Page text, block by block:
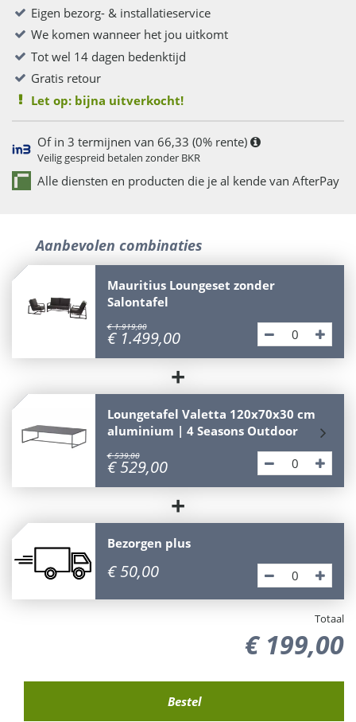
Eigen bezorg- & installatieservice
We komen wanneer het jou uitkomt
Tot wel 14 dagen bedenktijd
Gratis retour
Let op: bijna uitverkocht!
Of in 3 termijnen van 66,33 (0% rente)
Veilig gespreid betalen zonder BKR
Alle diensten en producten die je al kende van AfterPay
Aanbevolen combinaties
Mauritius Loungeset zonder
Salontafel
€ 1.919,00
€ 1.499,00
+
Loungetafel Valetta 120x70x30 cm
aluminium | 4 Seasons Outdoor
€ 539,00
€ 529,00
+
Bezorgen plus
€ 50,00
Totaal
€ 199,00